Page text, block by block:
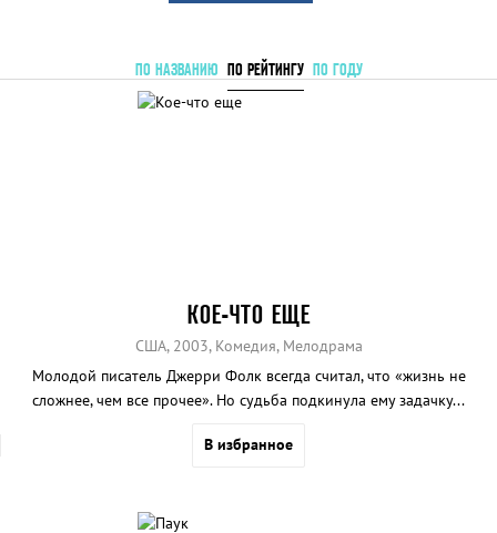
ПО НАЗВАНИЮ ПО РЕЙТИНГУ ПО ГОДУ
КОЕ-ЧТО ЕЩЕ
США, 2003, Комедия, Мелодрама
Молодой писатель Джерри Фолк всегда считал, что «жизнь не
сложнее, чем все прочее». Но судьба подкинула ему задачку...
В избранное